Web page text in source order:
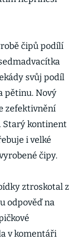
čipů podílí
svůj podíl
pětinu. Nový
zefektivnění
Starý kontinent
i velké
čipy.
ztroskotal z
odpověď na
v komentáři